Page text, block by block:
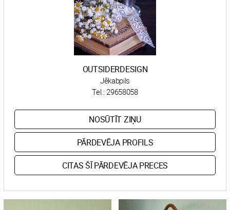
OUTSIDERDESIGN
Jēkabpils
Tel.:29658058
NOSŪTĪT ZIŅU
PĀRDEVĒJA PROFILS
CITAS ŠĪ PĀRDEVĒJA PRECES